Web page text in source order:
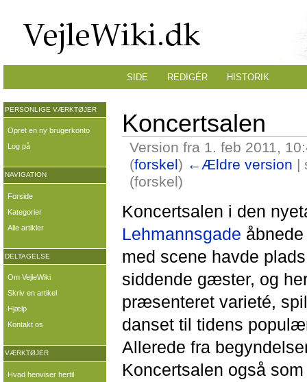
Koncertsalen
Version fra 1. feb 2011,
(forskel) ←Ældre version |
(forskel)
Koncertsalen i den
Lehmannsgade
med scene havde
siddende gæster, og
præsenteret varieté,
danset til tidens
Allerede fra
Koncertsalen også
SIDE REDIGÉR HISTORIK
PERSONLIGE VÆRKTØJER
Opret en ny brugerkonto
Log på
NAVIGATION
Forside
Kategorier
Alle artikler
DELTAGELSE
Om VejleWiki
Skriv en artikel
Hjælp
Kontakt os
VÆRKTØJER
Hvad henviser hertil